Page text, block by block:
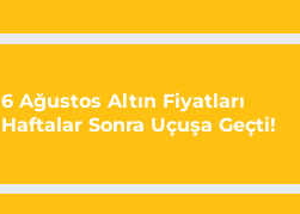
6 Ağustos Altın Fiyatları
Haftalar Sonra Uçuşa Geçti!